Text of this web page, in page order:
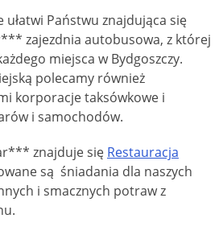
Państwu znajdująca się
zajezdnia autobusowa, z której
miejsca w Bydgoszczy.
polecamy również
korporacje taksówkowe i
i samochodów.
znajduje się Restauracja
są śniadania dla naszych
i smacznych potraw z